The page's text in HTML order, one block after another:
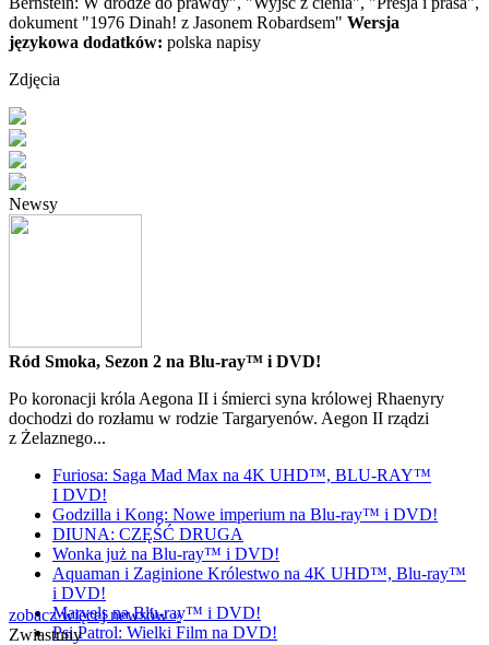
dokument "1976 Dinah! z Jasonem Robardsem" Wersja
językowa dodatków: polska napisy
Zdjęcia
Newsy
Ród Smoka, Sezon 2 na Blu-ray™ i DVD!
Po koronacji króla Aegona II i śmierci syna królowej Rhaenyry
dochodzi do rozłamu w rodzie Targaryenów. Aegon II rządzi
z Żelaznego...
Furiosa: Saga Mad Max na 4K UHD™, BLU-RAY™
I DVD!
Godzilla i Kong: Nowe imperium na Blu-ray™ i DVD!
DIUNA: CZĘŚĆ DRUGA
Wonka już na Blu-ray™ i DVD!
Aquaman i Zaginione Królestwo na 4K UHD™, Blu-ray™
i DVD!
Marvels na Blu-ray™ i DVD!
Psi Patrol: Wielki Film na DVD!
zobacz więcej newsów »
Zwiastuny